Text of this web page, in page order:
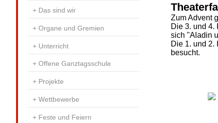
Zum Advent
Die 3. und 4.
sich "Aladin
Die 1. und 2.
besucht.
Das sind wir
Organe und Gremien
Unterricht
Offene Ganztagsschule
Projekte
Wettbewerbe
Feste und Feiern